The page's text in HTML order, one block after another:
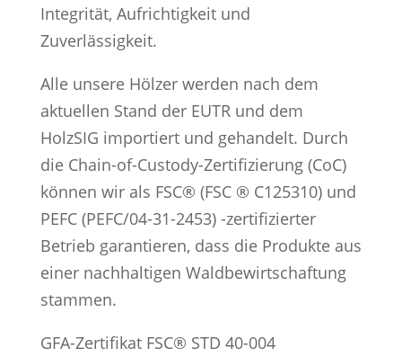
Integrität, Aufrichtigkeit und
Zuverlässigkeit.
Alle unsere Hölzer werden nach dem
aktuellen Stand der EUTR und dem
HolzSIG importiert und gehandelt. Durch
die Chain-of-Custody-Zertifizierung (CoC)
können wir als FSC® (FSC ® C125310) und
PEFC (PEFC/04-31-2453) -zertifizierter
Betrieb garantieren, dass die Produkte aus
einer nachhaltigen Waldbewirtschaftung
stammen.
GFA-Zertifikat FSC® STD 40-004